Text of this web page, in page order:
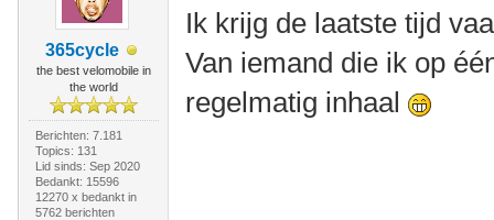
365cycle
the best velomobile in
the world
Berichten: 7.181
Topics: 131
Lid sinds: Sep 2020
Bedankt: 15596
12270 x bedankt in
5762 berichten
Ik krijg de laatste tijd
Van iemand die ik op
regelmatig inhaal